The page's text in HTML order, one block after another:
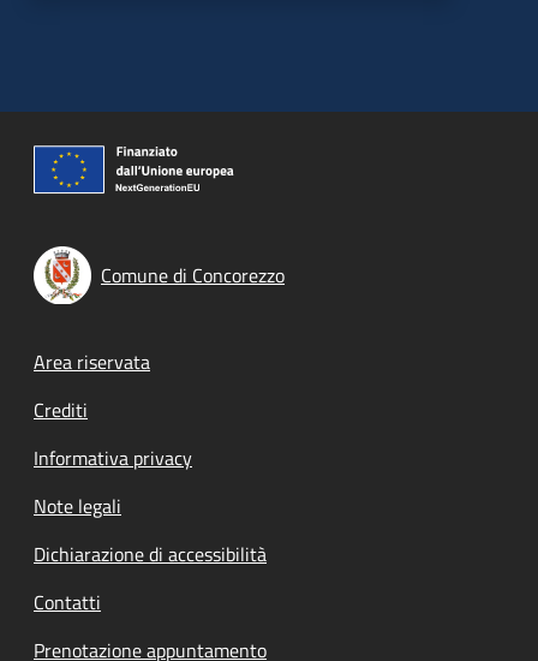
Comune di Concorezzo
Footer menu
Area riservata
Crediti
Informativa privacy
Note legali
Dichiarazione di accessibilità
Contatti
Prenotazione appuntamento